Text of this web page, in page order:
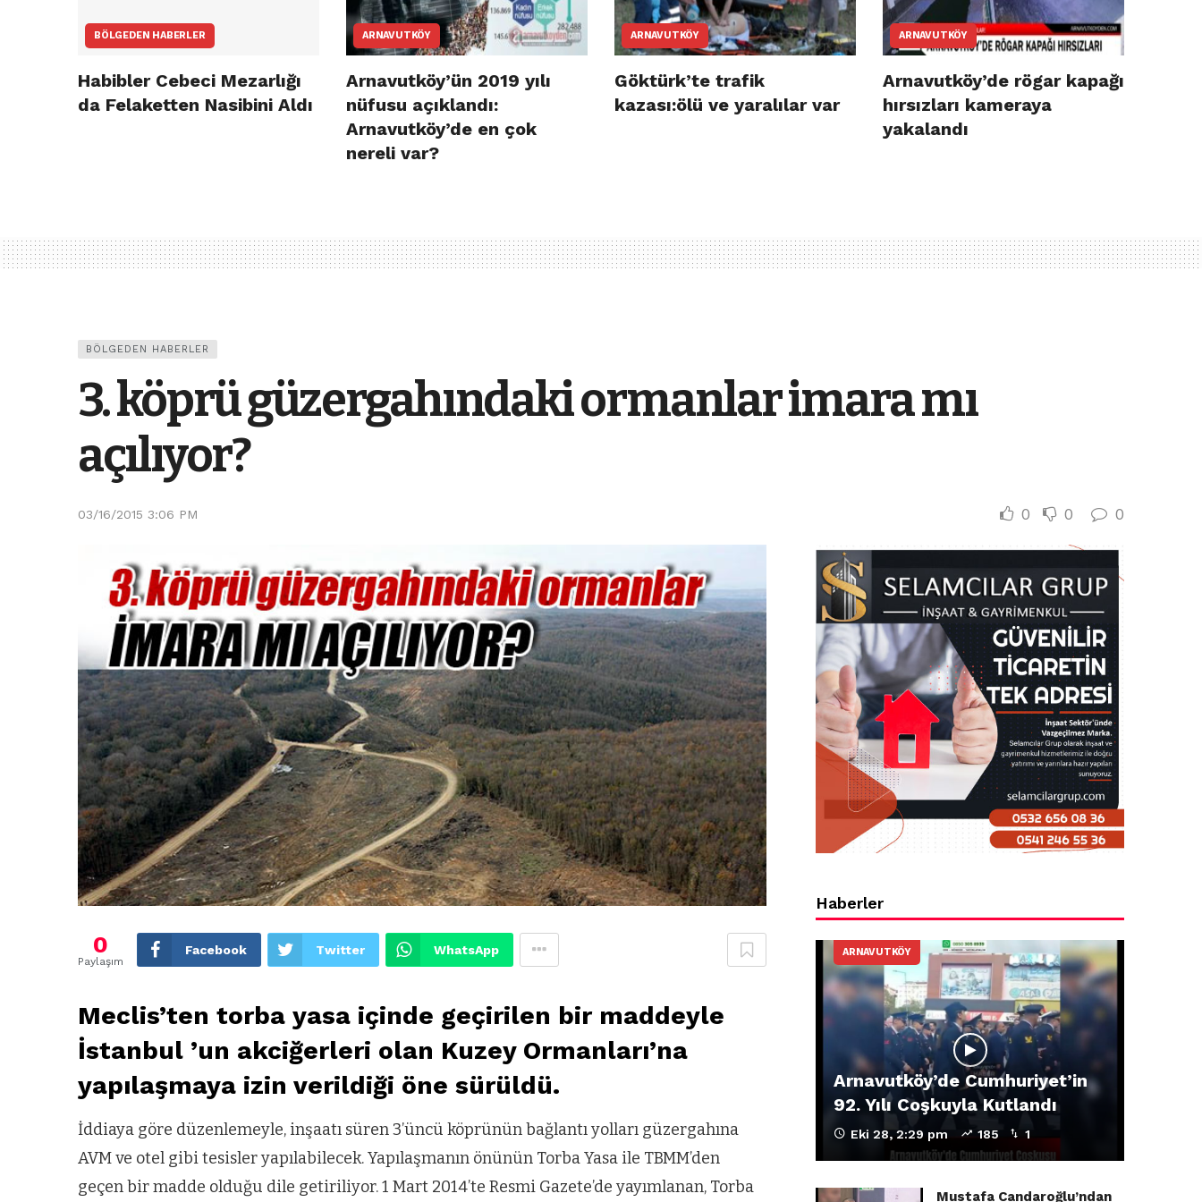
BÖLGEDEN HABERLER
Habibler Cebeci Mezarlığı
da Felaketten Nasibini Aldı
ARNAVUTKÖY
Arnavutköy’ün 2019 yılı
nüfusu açıklandı:
Arnavutköy’de en çok
nereli var?
ARNAVUTKÖY
Göktürk’te trafik
kazası:ölü ve yaralılar var
ARNAVUTKÖY
Arnavutköy’de rögar kapağı
hırsızları kameraya
yakalandı
BÖLGEDEN HABERLER
3. köprü güzergahındaki ormanlar imara mı
açılıyor?
03/16/2015 3:06 PM 0 0 0
0
Paylaşım
Facebook Twitter WhatsApp
Meclis’ten torba yasa içinde geçirilen bir maddeyle
İstanbul ’un akciğerleri olan Kuzey Ormanları’na
yapılaşmaya izin verildiği öne sürüldü.
İddiaya göre düzenlemeyle, inşaatı süren 3’üncü köprünün bağlantı yolları güzergahına
AVM ve otel gibi tesisler yapılabilecek. Yapılaşmanın önünün Torba Yasa ile TBMM’den
geçen bir madde olduğu dile getiriliyor. 1 Mart 2014’te Resmi Gazete’de yayımlanan, Torba
Haberler
ARNAVUTKÖY
Arnavutköy’de Cumhuriyet’in
92. Yılı Coşkuyla Kutlandı
Eki 28, 2:29 pm 185 1
Mustafa Candaroğlu’ndan